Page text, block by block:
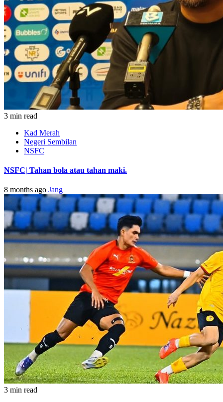
3 min read
Kad Merah
Negeri Sembilan
NSFC
NSFC| Tahan bola atau tahan maki.
8 months ago Jang
3 min read